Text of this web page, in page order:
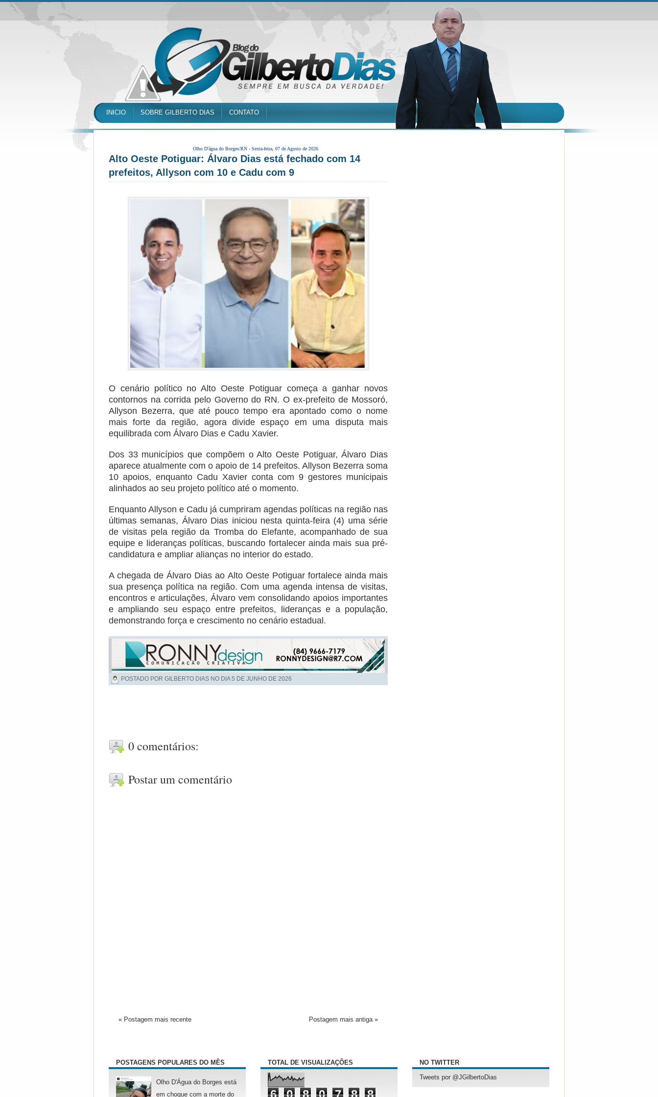
INICIO SOBRE GILBERTO DIAS CONTATO
Olho D'água do Borges/RN - Sexta-feira, 07 de Agosto de 2026
Alto Oeste Potiguar: Álvaro Dias está fechado com 14
prefeitos, Allyson com 10 e Cadu com 9
O cenário político no Alto Oeste Potiguar começa a ganhar novos
contornos na corrida pelo Governo do RN. O ex-prefeito de Mossoró,
Allyson Bezerra, que até pouco tempo era apontado como o nome
mais forte da região, agora divide espaço em uma disputa mais
equilibrada com Álvaro Dias e Cadu Xavier.
Dos 33 municípios que compõem o Alto Oeste Potiguar, Álvaro Dias
aparece atualmente com o apoio de 14 prefeitos. Allyson Bezerra soma
10 apoios, enquanto Cadu Xavier conta com 9 gestores municipais
alinhados ao seu projeto político até o momento.
Enquanto Allyson e Cadu já cumpriram agendas políticas na região nas
últimas semanas, Álvaro Dias iniciou nesta quinta-feira (4) uma série
de visitas pela região da Tromba do Elefante, acompanhado de sua
equipe e lideranças políticas, buscando fortalecer ainda mais sua pré-
candidatura e ampliar alianças no interior do estado.
A chegada deÁlvaro Dias ao Alto Oeste Potiguar fortalece ainda mais
sua presença política na região. Com uma agenda intensa de visitas,
encontros e articulações, Álvaro vem consolidando apoios importantes
e ampliando seu espaço entre prefeitos, lideranças e a população,
demonstrando força e crescimento no cenário estadual.
POSTADO POR GILBERTO DIAS NO DIA5 DE JUNHO DE 2026
0 comentários:
Postar um comentário
« Postagem mais recente Postagem mais antiga »
POSTAGENS POPULARES DO MÊS
Olho D'Água do Borges está
em choque com a morte do
TOTAL DE VISUALIZAÇÕES
6 0 8 0 7 8 8
NO TWITTER
Tweets por @JGilbertoDias